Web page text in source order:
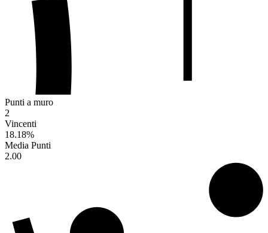
Punti a muro
2
Vincenti
18.18%
Media Punti
2.00